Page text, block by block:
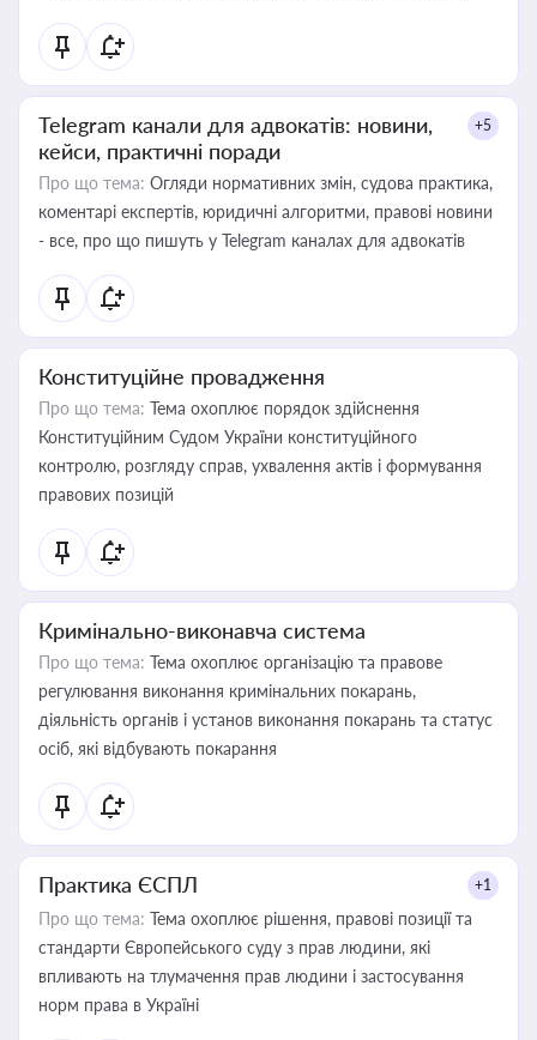
Telegram канали для адвокатів: новини,
кейси, практичні поради
+5
Про що тема: Огляди нормативних змін, судова практика,
коментарі експертів, юридичні алгоритми, правові новини
- все, про що пишуть у Telegram каналах для адвокатів
Конституційне провадження
Про що тема: Тема охоплює порядок здійснення
Конституційним Судом України конституційного
контролю, розгляду справ, ухвалення актів і формування
правових позицій
Кримінально-виконавча система
Про що тема: Тема охоплює організацію та правове
регулювання виконання кримінальних покарань,
діяльність органів і установ виконання покарань та статус
осіб, які відбувають покарання
Практика ЄСПЛ +1
Про що тема: Тема охоплює рішення, правові позиції та
стандарти Європейського суду з прав людини, які
впливають на тлумачення прав людини і застосування
норм права в Україні